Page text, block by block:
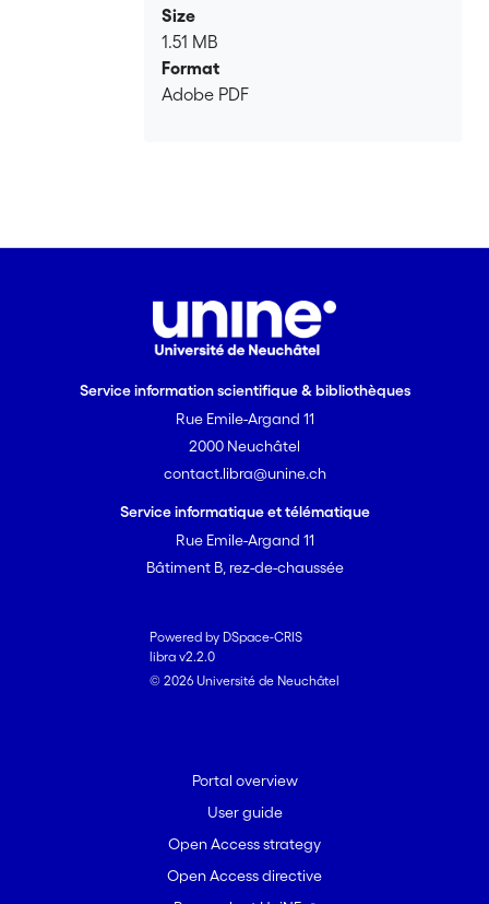
Size
1.51 MB
Format
Adobe PDF
Service information scientifique & bibliothèques
Rue Emile-Argand 11
2000 Neuchâtel
contact.libra@unine.ch
Service informatique et télématique
Rue Emile-Argand 11
Bâtiment B, rez-de-chaussée
Powered by DSpace-CRIS
libra v2.2.0
© 2026 Université de Neuchâtel
Portal overview
User guide
Open Access strategy
Open Access directive